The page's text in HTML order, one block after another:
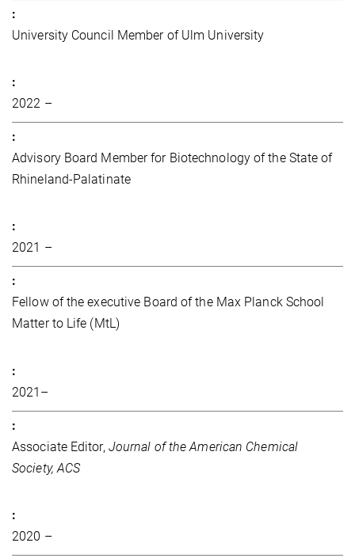
University Council Member of Ulm University
2022 –
Advisory Board Member for Biotechnology of the State of
Rhineland-Palatinate
2021 –
Fellow of the executive Board of the Max Planck School
Matter to Life (MtL)
2021–
Associate Editor, Journal of the American Chemical
Society, ACS
2020 –